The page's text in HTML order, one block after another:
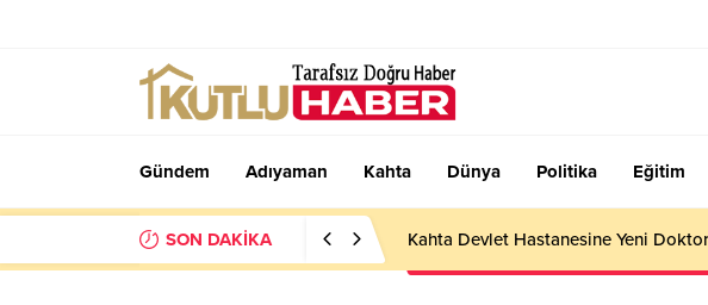
Gündem Adıyaman Kahta Dünya Politika Eğitim
SON DAKİKA Kahta Devlet Hastanesine Yeni Doktor